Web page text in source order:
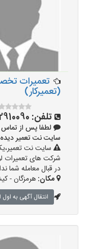
تعمیرات
(تعمیرکار)
تلفن:
لطفا پس از تماس
سایت نت تعمیر دیده ام و کد
سایت نت
شرکت های تعمیرات
در قبال معامله شما
مکان:هرمزگان -
انتقال آگهی به